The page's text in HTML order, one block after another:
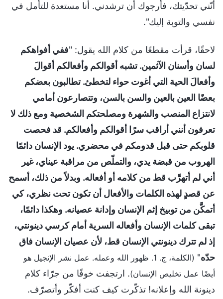
أنّني تحدّيتك، فأرجوك أن ترشدني. أنا مستعدة للتأمل في
نفسي والتوبة إليك".
لاحقًا، قرأت مقطعًا من كلام الله يقول: "ففي أفواهكم
لسان وأسنان الآثمين. تشبه أقوالكم وأفعالكم أقوالَ
وأفعالَ الحية التي أغوت حواء لتخطئ. تطالبون بعضكم
بعضًا العين بالعين والسن بالسن، وتتصارعون أمامي
لانتزاع المنصب والشهرة ومصلحتكم الشخصية ومع ذلك لا
تعرفون أنني أراقب سرًا أقوالكم وأفعالكم. قد فحصت
قلوبكم حتى قبل قدومكم في محضري. يود الإنسان دائمًا
الهروب من قبضة يدي، والتملّص من مراقبة عيناي، غير
أني لم أتهرَّب قط من كلامه أو أفعاله. وبدلاً من ذلك، أسمح
عن قصدٍ لهذه الكلمات والأفعال أن تكون تحت نظري، كي
أتمكَّن من توبيخ إثم الإنسان وإدانة عصيانه. وهكذا دائمًا،
تبقى كلمات الإنسان وأفعاله السرية أمام كرسي دينونتي،
إذ لم تترك دينونتي الإنسان قط، لأن عصيان الإنسان فاق
حدّه"
(الكلمة، ج. 1. ظهور الله وعمله. عمل نشر الإنجيل هو
أيضًا عمل تخليص الإنسان). ارتجفت خوفًا من جرّاء كلام
دينونة الله وإعلانه! تذكّرت كيف كنت أفكّر وأتصرّف.